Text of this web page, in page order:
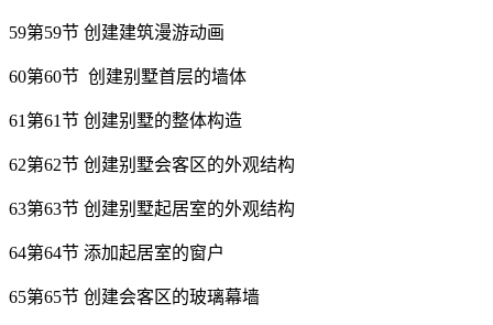
59第59节 创建建筑漫游动画
60第60节 创建别墅首层的墙体
61第61节 创建别墅的整体构造
62第62节 创建别墅会客区的外观结构
63第63节 创建别墅起居室的外观结构
64第64节 添加起居室的窗户
65第65节 创建会客区的玻璃幕墙